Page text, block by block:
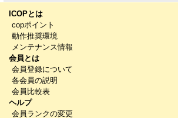
ICOPとは
copポイント
動作推奨環境
メンテナンス情報
会員とは
会員登録について
各会員の説明
会員比較表
ヘルプ
会員ランクの変更